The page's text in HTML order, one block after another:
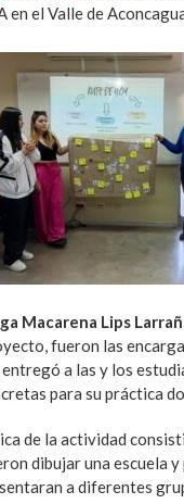
en el Valle de
Macarena Lips
fueron las
a las y los
para su práctica
de la actividad
dibujar una escuela
a diferentes